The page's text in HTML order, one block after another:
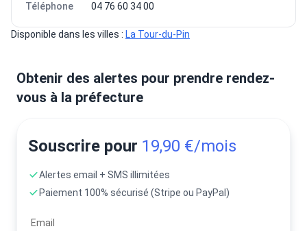
Téléphone
04 76 60 34 00
Disponible dans les villes : La Tour-du-Pin
Obtenir des alertes pour prendre rendez-
vous à la préfecture
Souscrire pour 19,90 €/mois
Alertes email + SMS illimitées
Paiement 100% sécurisé (Stripe ou PayPal)
Email